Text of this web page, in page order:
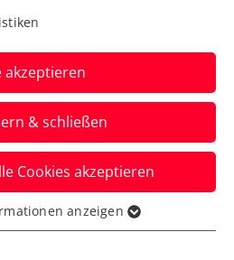
22. Sparkasse
Tour
sponsored by
startet am Dienstag
/ Redaktion, 13.07.2025
akzeptieren
& schließen
Cookies akzeptieren
für grundlegende
anzeigen